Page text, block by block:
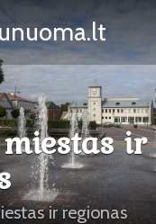
ir
ir regionas